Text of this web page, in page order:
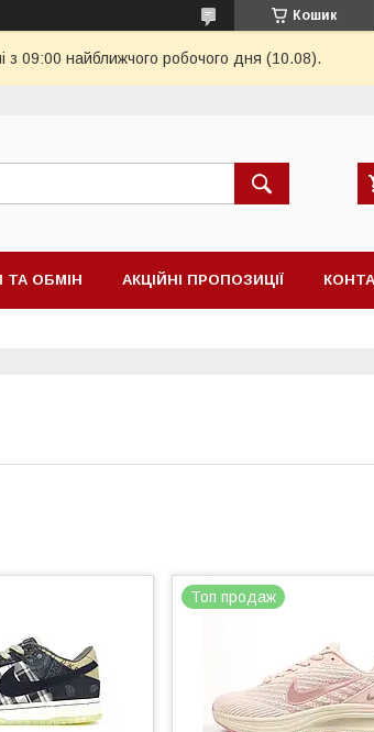
Кошик
з 09:00 найближчого робочого дня (10.08).
ТА ОБМІН АКЦІЙНІ ПРОПОЗИЦІЇ
Топ продаж